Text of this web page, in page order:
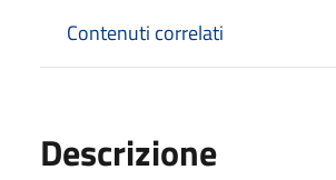
Contenuti correlati
Descrizione